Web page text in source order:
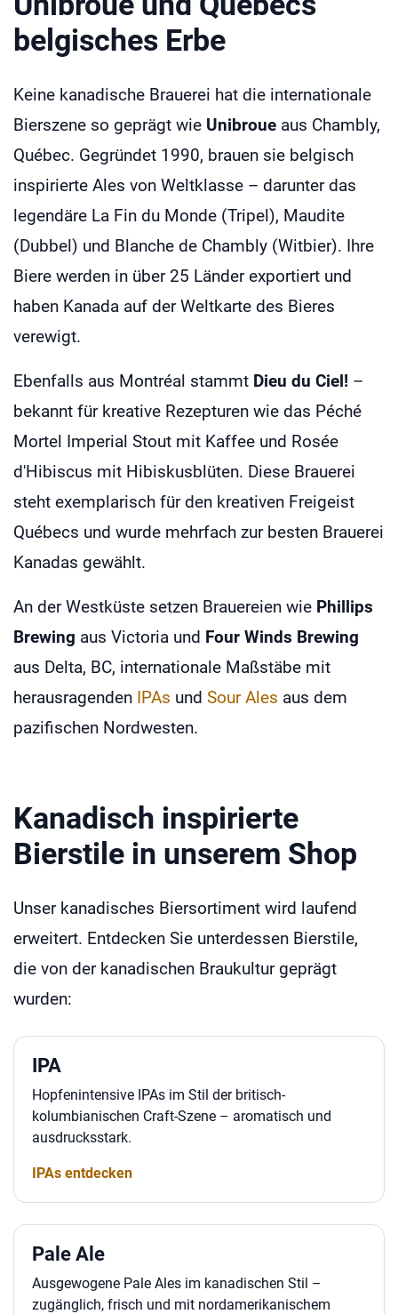
belgisches Erbe
Keine kanadische Brauerei hat die internationale
Bierszene so geprägt wie Unibroue aus Chambly,
Québec. Gegründet 1990, brauen sie belgisch
inspirierte Ales von Weltklasse – darunter das
legendäre La Fin du Monde (Tripel), Maudite
(Dubbel) und Blanche de Chambly (Witbier). Ihre
Biere werden in über 25 Länder exportiert und
haben Kanada auf der Weltkarte des Bieres
verewigt.
Ebenfalls aus Montréal stammt Dieu du Ciel! –
bekannt für kreative Rezepturen wie das Péché
Mortel Imperial Stout mit Kaffee und Rosée
d'Hibiscus mit Hibiskusblüten. Diese Brauerei
steht exemplarisch für den kreativen Freigeist
Québecs und wurde mehrfach zur besten Brauerei
Kanadas gewählt.
An der Westküste setzen Brauereien wie Phillips
Brewing aus Victoria und Four Winds Brewing
aus Delta, BC, internationale Maßstäbe mit
herausragenden IPAs und Sour Ales aus dem
pazifischen Nordwesten.
Kanadisch inspirierte
Bierstile in unserem Shop
Unser kanadisches Biersortiment wird laufend
erweitert. Entdecken Sie unterdessen Bierstile,
die von der kanadischen Braukultur geprägt
wurden:
IPA
Hopfenintensive IPAs im Stil der britisch-
kolumbianischen Craft-Szene – aromatisch und
ausdrucksstark.
IPAs entdecken
Pale Ale
Ausgewogene Pale Ales im kanadischen Stil –
zugänglich, frisch und mit nordamerikanischem